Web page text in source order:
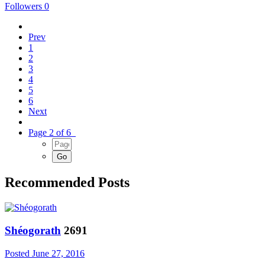
Followers 0
Prev
1
2
3
4
5
6
Next
Page 2 of 6
Recommended Posts
Shéogorath 2691
Posted June 27, 2016